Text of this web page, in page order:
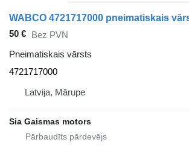
50 € Bez PVN
Pneimatiskais vārsts
4721717000
Latvija, Mārupe
Sia Gaismas motors